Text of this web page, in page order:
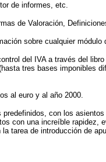
de informes, etc.
de Valoración,
sobre cualquier módulo
del IVA a través del
tres bases imponibles
al euro y al año 2000.
con los
con una increíble
tarea de introducción de